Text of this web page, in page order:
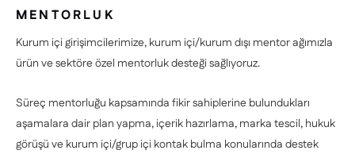
MENTORLUK
Kurum içi girişimcilerimize, kurum içi/kurum dışı mentor ağımızla
ürün ve sektöre özel mentorluk desteği sağlıyoruz.
Süreç mentorluğu kapsamında fikir sahiplerine bulundukları
aşamalara dair plan yapma, içerik hazırlama, marka tescil, hukuk
görüşü ve kurum içi/grup içi kontak bulma konularında destek